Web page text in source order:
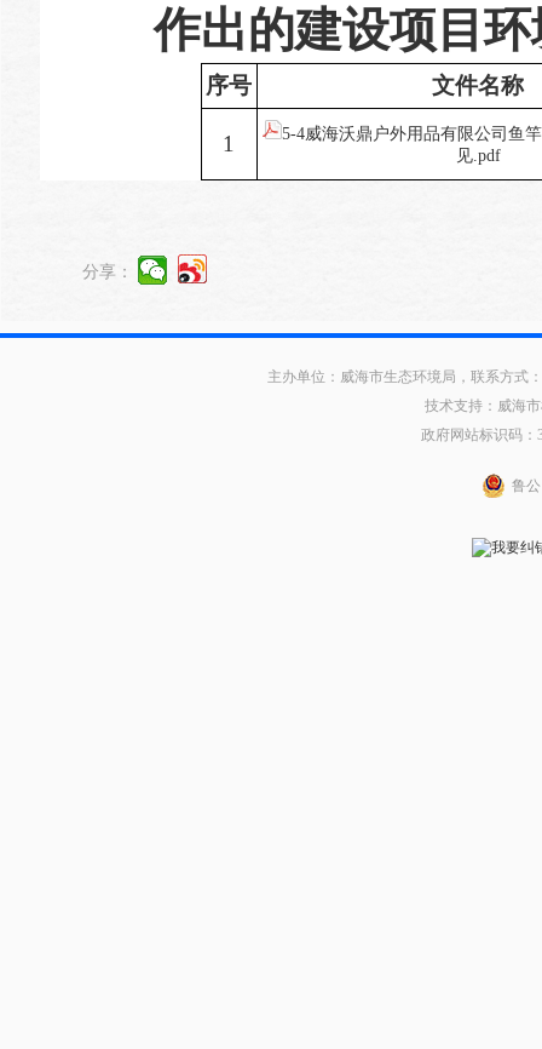
作出的建设项目
序号 文件名称
1
5-4威海沃鼎户外用品有限公司鱼
见.pdf
分享：
主办单位：威海市生态环境局，联系方式
技术支持：威海
政府网站标识码：
鲁公